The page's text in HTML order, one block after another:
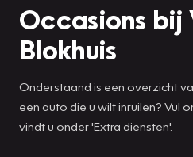
Occasions bij
Blokhuis
Onderstaand is een overzicht
een auto die u wilt inruilen? Vul
vindt u onder 'Extra diensten'.